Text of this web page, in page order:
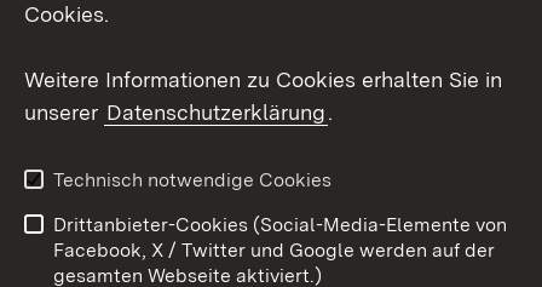
Youtube
Kontakt
Datenschutz
Barrierefreiheit
Impressum Cookies
Cookies.
Weitere Informationen zu Cookies erhalten Sie in
unserer Datenschutzerklärung.
Technisch notwendige Cookies
Drittanbieter-Cookies (Social-Media-Elemente von
Facebook, X / Twitter und Google werden auf der
gesamten Webseite aktiviert.)